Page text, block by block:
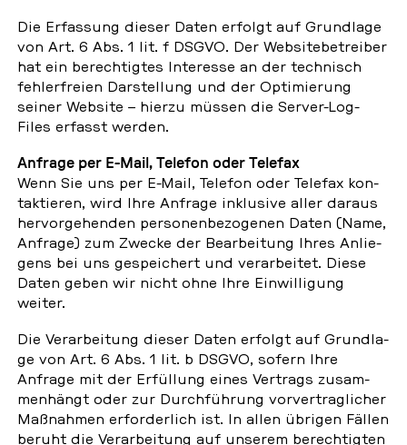
Die Er­fas­sung dieser Daten erfolgt auf Grund­la­ge
von Art. 6 Abs. 1 lit. f DSGVO. Der Web­site­be­trei­ber
hat ein be­rech­tig­tes In­ter­es­se an der tech­nisch
feh­ler­frei­en Dar­stel­lung und der Op­ti­mie­rung
seiner Website – hierzu müssen die Server-Log-
Files erfasst werden.
Anfrage per E-Mail, Telefon oder Telefax
Wenn Sie uns per E-Mail, Telefon oder Telefax kon­
tak­tie­ren, wird Ihre Anfrage in­klu­si­ve aller daraus
her­vor­ge­hen­den per­so­nen­be­zo­ge­nen Daten (Name,
Anfrage) zum Zwecke der Be­ar­bei­tung Ihres An­lie­
gens bei uns ge­spei­chert und ver­ar­bei­tet. Diese
Daten geben wir nicht ohne Ihre Ein­wil­li­gung
weiter.
Die Ver­ar­bei­tung dieser Daten erfolgt auf Grund­la­
ge von Art. 6 Abs. 1 lit. b DSGVO, sofern Ihre
Anfrage mit der Er­fül­lung eines Ver­trags zu­sam­
men­hängt oder zur Durch­füh­rung vor­ver­trag­li­cher
Maß­nah­men er­for­der­lich ist. In allen übrigen Fällen
beruht die Ver­ar­bei­tung auf unserem be­rech­tig­ten